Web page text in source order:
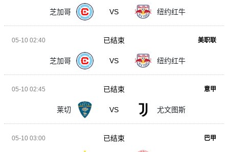
芝加哥 VS 纽约红牛
05-10 02:40 美职联
芝加哥 VS 纽约红牛
已结束
05-10 02:45 意甲
莱切 VS 尤文图斯
已结束
05-10 03:00 巴甲
已结束